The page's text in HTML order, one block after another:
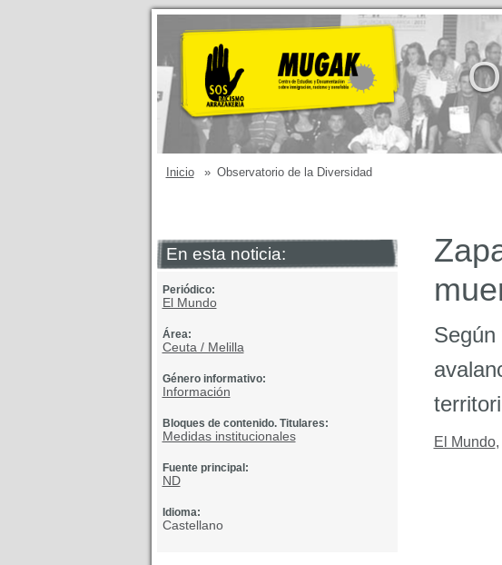
Inicio » Observatorio de la Diversidad
En esta noticia:
Periódico:
El Mundo
Área:
Ceuta / Melilla
Género informativo:
Información
Bloques de contenido. Titulares:
Medidas institucionales
Fuente principal:
ND
Idioma:
Castellano
El Mundo,